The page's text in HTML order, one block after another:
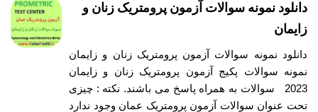
دانلود نمونه سوالات آزمون پرومتریک زنان و
زایمان
دانلود نمونه سوالات آزمون پرومتریک زنان و زایمان
نمونه سوالات پکیج آزمون پرومتریک زنان و زایمان
2023 سوالات به همراه پاسخ می باشند. نکته : چیزی
تحت عنوان سوالات آزمون پرومتریک عمان وجود ندارد